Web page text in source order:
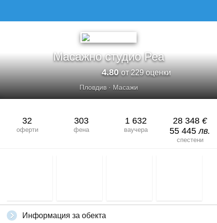
Масажно студио Реа
4.80от 229 оценки
Пловдив· Масажи
32
оферти
303
фена
1 632
ваучера
28 348 €
55 445лв.
спестени
Информация за обекта